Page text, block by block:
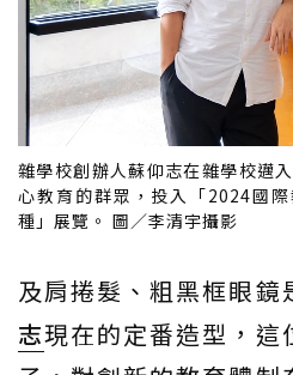
雜學校創辦人蘇仰志在雜學校邁
心教育的群眾，投入「2024國
種」展覽。 圖／李清宇攝影
及肩捲髮、粗黑框眼鏡
志現在的定番造型，這